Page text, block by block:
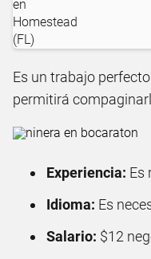
Es un trabajo perfecto
permitirá
Experiencia: Es
Idioma: Es
Salario: $12